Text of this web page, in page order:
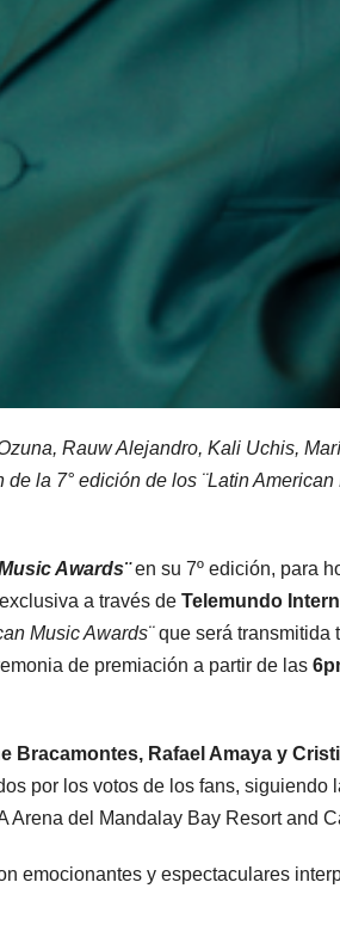
Rauw Alejandro, Kali Uchis,
la 7° edición de los ¨Latin
Awards¨en su 7º edición, para
a través de Telemundo
Music Awards¨que será transmitida
de premiación a partir de las
Bracamontes, Rafael Amaya y
por los votos de los fans, siguiendo
del Mandalay Bay Resort and
emocionantes y espectaculares